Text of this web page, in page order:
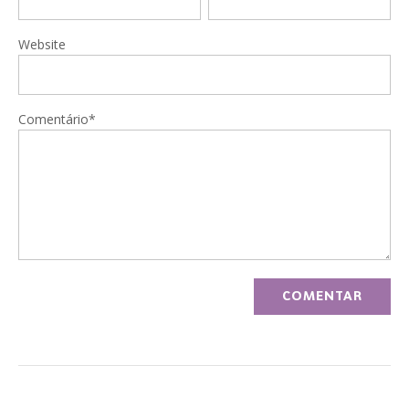
Website
Comentário*